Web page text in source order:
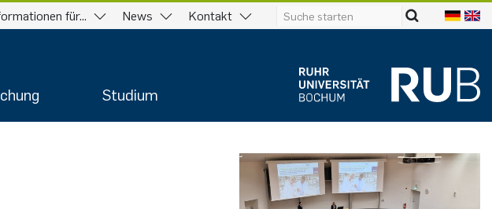
für... News Kontakt
Studium